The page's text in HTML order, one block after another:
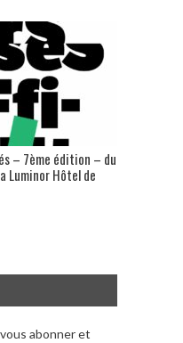
– 7ème édition – du
Luminor Hôtel de
abonner et